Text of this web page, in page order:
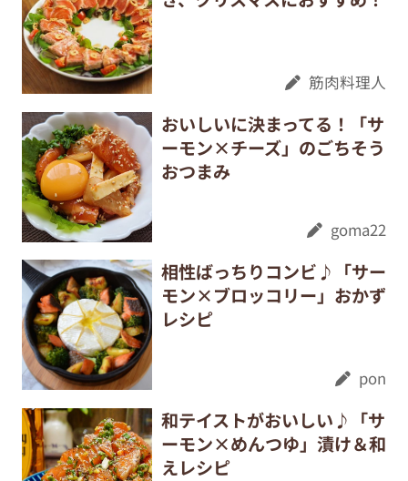
筋肉料理人
おいしいに決まってる！「サ
ーモン×チーズ」のごちそう
おつまみ
goma22
相性ばっちりコンビ♪「サー
モン×ブロッコリー」おかず
レシピ
pon
和テイストがおいしい♪「サ
ーモン×めんつゆ」漬け＆和
えレシピ